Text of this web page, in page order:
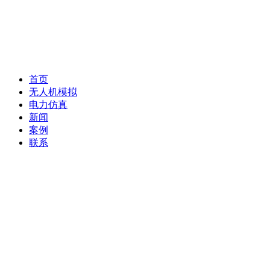
首页
无人机模拟
电力仿真
新闻
案例
联系